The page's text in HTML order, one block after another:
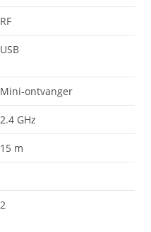
RF
USB
Mini-ontvanger
2.4 GHz
15 m
2